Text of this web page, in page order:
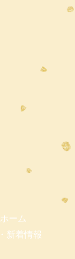
ホーム
・新着情報